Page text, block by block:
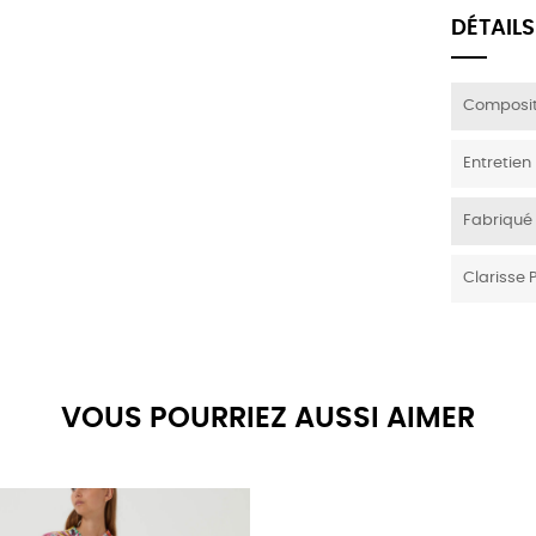
Entretien
Fabriqué
Clarisse
VOUS POURRIEZ AUSSI AIMER